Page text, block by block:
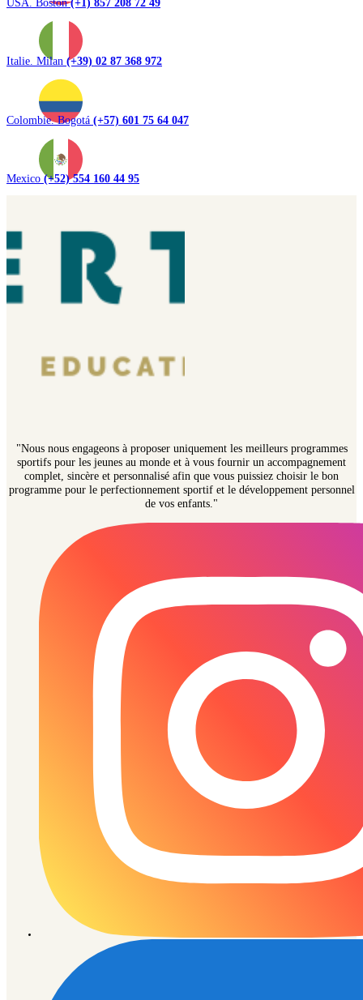
Italie. Milan (+39) 02 87 368 972
Colombie. Bogotá (+57) 601 75 64 047
Mexico (+52) 554 160 44 95
"Nous nous engageons à proposer uniquement les meilleurs programmes
sportifs pour les jeunes au monde et à vous fournir un accompagnement
complet, sincère et personnalisé afin que vous puissiez choisir le bon
programme pour le perfectionnement sportif et le développement personnel
de vos enfants."